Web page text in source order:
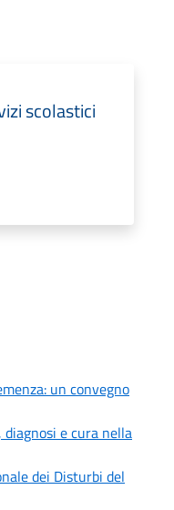
scolastici
un convegno
diagnosi e cura nella
dei Disturbi del